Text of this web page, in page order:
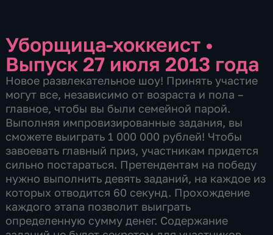
Уборщица-хоккеист •
Выпуск 27 июля 2013 года
Новое развлекательное шоу! Принять участие
могут все, независимо от возраста и пола –
главное, чтобы вы были семейной парой.
Выполняя импровизированные задания, вы
сможете выиграть 1 000 000 рублей! Чтобы
завоевать главный приз, участникам придется
сильно постараться. Претендентам на победу
нужно выполнить девять заданий, на каждое из
которых отводится 60 секунд. Прохождение
каждого этапа позволит выиграть
определенную сумму денег. Содержание